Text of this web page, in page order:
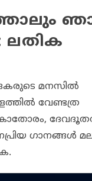
ലതിക
മനസില്‍
വേണ്ടത്ര
കാതോരം,
ഗാനങ്ങള്‍